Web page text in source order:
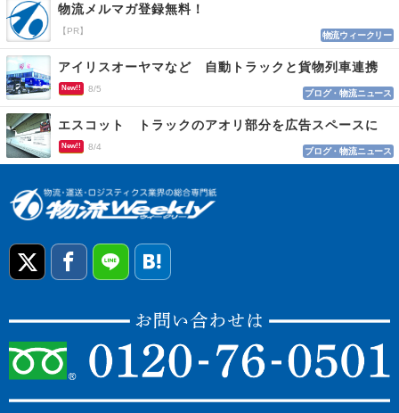
物流メルマガ登録無料！
【PR】 物流ウィークリー
アイリスオーヤマなど 自動トラックと貨物列車連携
New!! 8/5 ブログ・物流ニュース
エスコット トラックのアオリ部分を広告スペースに
New!! 8/4 ブログ・物流ニュース